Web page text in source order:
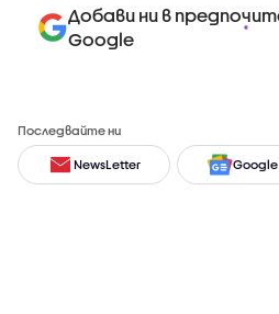
Добави ни в
Google
Последвайте ни
NewsLetter Google